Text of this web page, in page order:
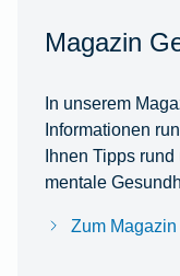
Magazin
In unserem
Informationen
Ihnen Tipps
mentale
Zum Magazin